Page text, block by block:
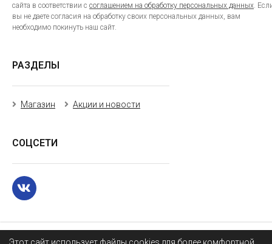
сайта в соответствии с соглашением на обработку персональных данных.
вы не даете согласия на обработку своих персональных данных, вам
необходимо покинуть наш сайт.
РАЗДЕЛЫ
Магазин Акции и новости
СОЦСЕТИ